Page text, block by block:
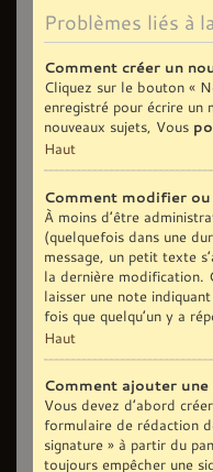
Problèmes liés à
Comment créer un
Cliquez sur le bouton «
enregistré pour écrire un
nouveaux sujets, Vous
Haut
Comment modifier
À moins d’être
(quelquefois dans une
message, un petit texte
la dernière modification.
laisser une note
fois que quelqu’un y a
Haut
Comment ajouter une
Vous devez d’abord
formulaire de rédaction
signature » à partir du
toujours empêcher une